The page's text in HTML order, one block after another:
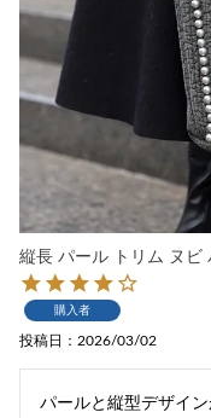
縦長 パール トリム ヌビ
購入者
投稿日 2026/03/02
パールと縦型デザイン